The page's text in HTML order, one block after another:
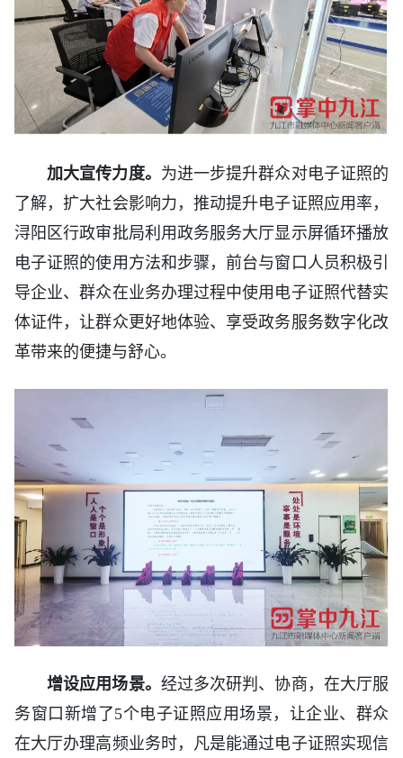
加大宣传力度。 为进一步提升群众对电子证照的
了解，扩大社会影响力，推动提升电子证照应用率，
浔阳区行政审批局利用政务服务大厅显示屏循环播放
电子证照的使用方法和步骤，前台与窗口人员积极引
导企业、群众在业务办理过程中使用电子证照代替实
体证件，让群众更好地体验、享受政务服务数字化改
革带来的便捷与舒心。
增设应用场景。 经过多次研判、协商，在大厅服
务窗口新增了5个电子证照应用场景，让企业、群众
在大厅办理高频业务时，凡是能通过电子证照实现信